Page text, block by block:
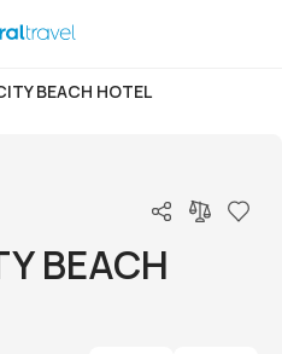
BEACH HOTEL
BEACH